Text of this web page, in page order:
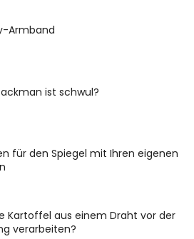
Armband
ist schwul?
für den Spiegel mit Ihren eigenen
Kartoffel aus einem Draht vor der
verarbeiten?